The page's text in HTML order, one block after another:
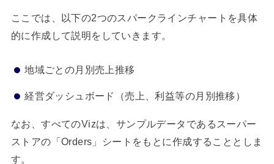
ここでは、以下の2つのスパークラインチャートを具体
的に作成して説明をしていきます。
地域ごとの月別売上推移
経営ダッシュボード（売上、利益等の月別推移）
なお、すべてのVizは、サンプルデータであるスーパー
ストアの「Orders」シートをもとに作成することとしま
す。